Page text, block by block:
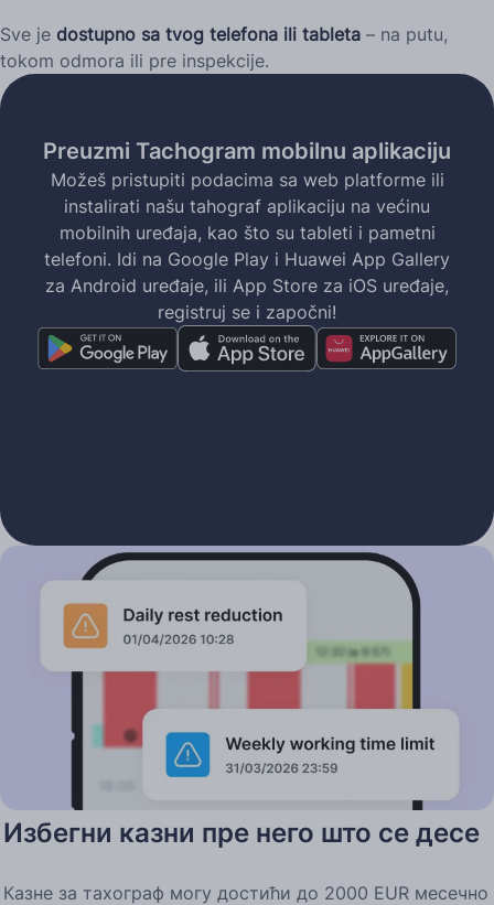
Sve je dostupno sa tvog telefona ili tableta – na putu,
tokom odmora ili pre inspekcije.
Preuzmi Tachogram mobilnu aplikaciju
Možeš pristupiti podacima sa web platforme ili
instalirati našu tahograf aplikaciju na većinu
mobilnih uređaja, kao što su tableti i pametni
telefoni. Idi na Google Play i Huawei App Gallery
za Android uređaje, ili App Store za iOS uređaje,
registruj se i započni!
Избегни казни пре него што се десе
Казне за тахограф могу достићи до 2000 EUR месечно